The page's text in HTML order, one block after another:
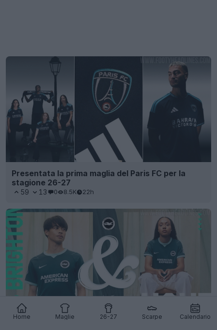
Home Maglie 26-27 Scarpe Calendario
Presentata la prima maglia del Paris FC per la
stagione 26-27
59 13 0 8.5K 22h